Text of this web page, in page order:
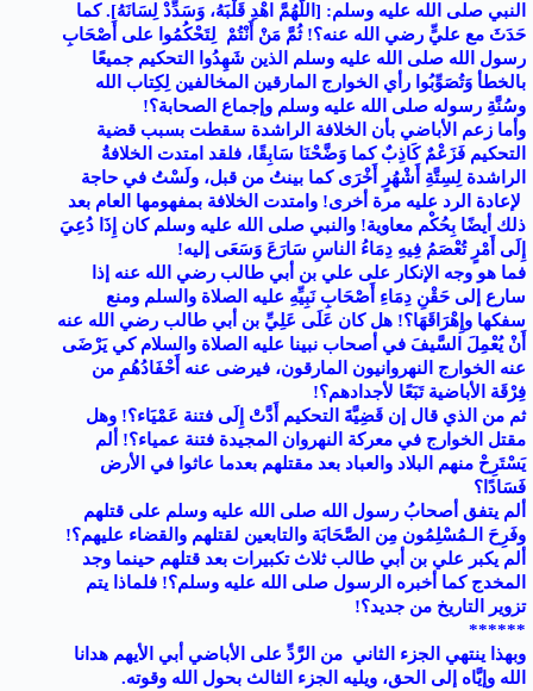
النبي صلى الله عليه وسلم: [اللَّهُمَّ اهْدِ قَلْبَهُ، وَسَدِّدْ لِسَانَهُ]. كما
حَدَثَ مع عليٍّ رضي الله عنه؟! ثُمَّ مَنْ أَنْتُمْ
لِتَحْكُمُوا على أَصْحَابِ
رسول الله صلى الله عليه وسلم الذين شَهِدُوا التحكيم جميعًا
بالخطأ وَتُصَوِّبُوا رأي الخوارج المارقين المخالفين لِكِتاب الله
وسُنَّةِ رسوله صلى الله عليه وسلم وإجماع الصحابة؟!
وأما زعم الأباضي بأن الخلافة الراشدة سقطت بسبب قضية
التحكيم فَزَعْمٌ كَاذِبٌ كما وَضَّحْنَا سَابِقًا، فلقد امتدت الخلافةُ
الراشدة لِسِتَّةِ أَشْهُرٍ أَخْرَى كما بينتُ من قبل، ولَسْتُ في حاجة
لإعادة الرد عليه مرة أخرى! وامتدت الخلافة بمفهومها العام بعد
ذلك أيضًا بِحُكْم معاوية! والنبي صلى الله عليه وسلم كان إِذَا دُعِيَ
إِلَى أَمْرٍ تُعْصَمُ فِيهِ دِمَاءُ الناسِ سَارَعَ وَسَعَى إليه!
فما هو وجه الإنكار على علي بن أبي طالب رضي الله عنه إذا
سارع إلى حَقْنِ دِمَاءِ أَصْحَابِ نَبِيِّهِ عليه الصلاة والسلم ومنع
سفكها وإِهْرَاقَهَا؟! هل كان عَلَى عَلِيِّ بن أبي طالب رضي الله عنه
أَنْ يُعْمِلَ السَّيفَ في أصحاب نبينا عليه الصلاة والسلام كي يَرْضَى
عنه الخوارج النهروانيون المارقون، فيرضى عنه أَحْفَادُهُمِ من
فِرْقَة الأباضية تَبَعًا لأجدادهم؟!
ثم من الذي قال إن قَضِيَّةَ التحكيم أَدَّتْ إِلَى فتنة عَمْيَاء؟! وهل
مقتل الخوارج في معركة النهروان المجيدة فتنة عمياء؟! ألم
يَسْتَرِحْ منهم البلاد والعباد بعد مقتلهم بعدما عاثوا في الأرض
فَسَادًا؟
ألم يتفق أصحابُ رسول الله صلى الله عليه وسلم على قتلهم
وفَرِحَ الـمُسْلِمُون مِن الصَّحَابَة والتابعين لقتلهم والقضاء عليهم؟!
ألم يكبر علي بن أبي طالب ثلاث تكبيرات بعد قتلهم حينما وجد
المخدج كما أخبره الرسول صلى الله عليه وسلم؟! فلماذا يتم
تزوير التاريخ من جديد؟!
******
وبهذا ينتهي الجزء الثاني من الرَّدِّ على الأباضي أبي الأيهم هدانا
الله وإيَّاه إلى الحق، ويليه الجزء الثالث بحول الله وقوته.